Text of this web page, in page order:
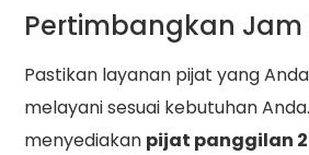
Pertimbangkan Jam
Pastikan layanan pijat yang
melayani sesuai kebutuhan
menyediakan pijat panggilan